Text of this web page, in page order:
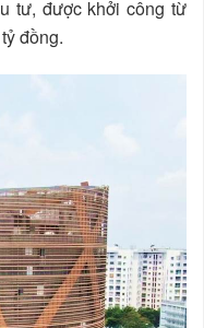
tư, được khởi công từ
đồng.